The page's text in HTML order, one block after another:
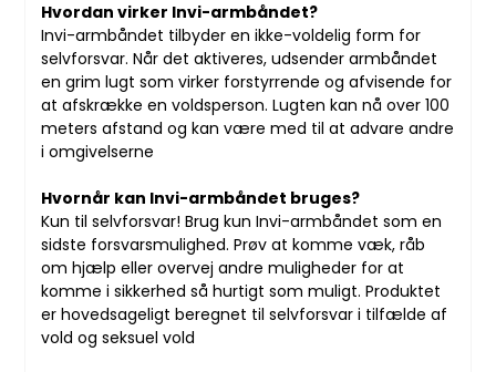
Hvordan virker Invi-armbåndet?
Invi-armbåndet tilbyder en ikke-voldelig form for
selvforsvar. Når det aktiveres, udsender armbåndet
en grim lugt som virker forstyrrende og afvisende for
at afskrække en voldsperson. Lugten kan nå over 100
meters afstand og kan være med til at advare andre
i omgivelserne
Hvornår kan Invi-armbåndet bruges?
Kun til selvforsvar! Brug kun Invi-armbåndet som en
sidste forsvarsmulighed. Prøv at komme væk, råb
om hjælp eller overvej andre muligheder for at
komme i sikkerhed så hurtigt som muligt. Produktet
er hovedsageligt beregnet til selvforsvar i tilfælde af
vold og seksuel vold